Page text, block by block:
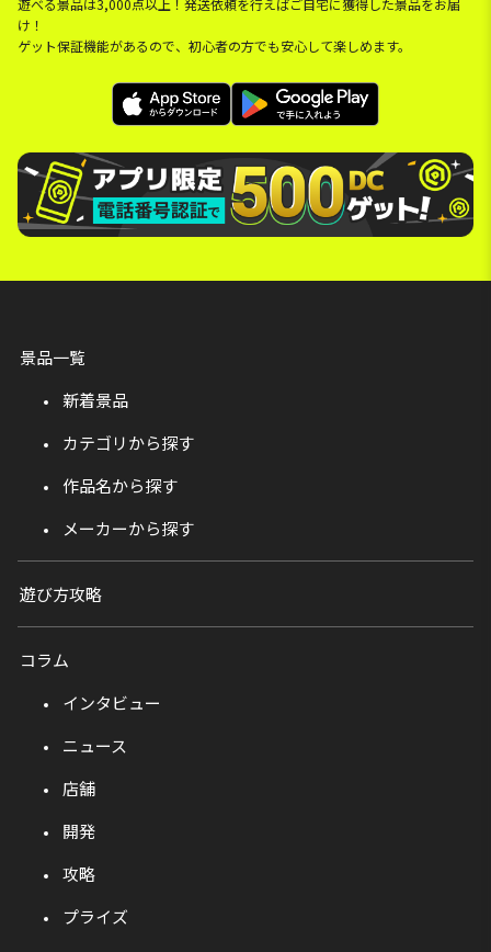
け！
ゲット保証機能があるので、初心者の方でも安心して楽しめます。
景品一覧
新着景品
カテゴリから探す
作品名から探す
メーカーから探す
遊び方攻略
コラム
インタビュー
ニュース
店舗
開発
攻略
プライズ